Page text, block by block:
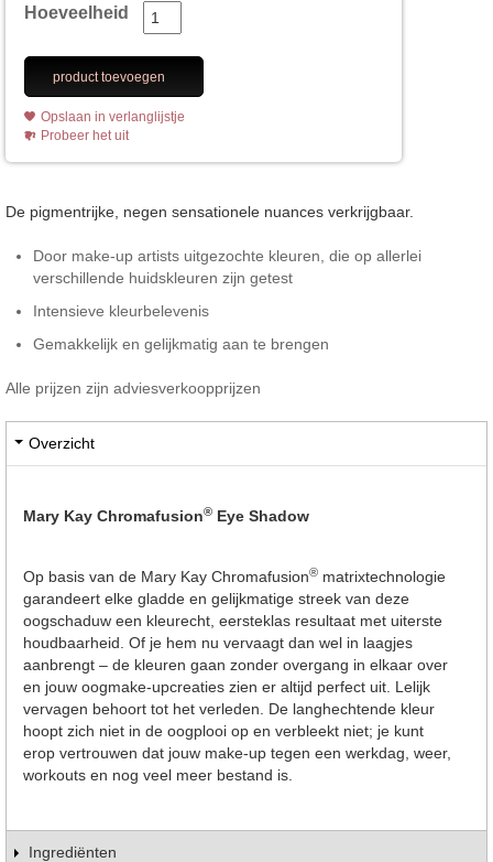
Hoeveelheid
product toevoegen
Opslaan in verlanglijstje
Probeer het uit
De pigmentrijke, negen sensationele nuances verkrijgbaar.
Door make-up artists uitgezochte kleuren, die op allerlei
verschillende huidskleuren zijn getest
Intensieve kleurbelevenis
Gemakkelijk en gelijkmatig aan te brengen
Alle prijzen zijn adviesverkoopprijzen
Overzicht
Mary Kay Chromafusion® Eye Shadow
Op basis van de Mary Kay Chromafusion® matrixtechnologie
garandeert elke gladde en gelijkmatige streek van deze
oogschaduw een kleurecht, eersteklas resultaat met uiterste
houdbaarheid. Of je hem nu vervaagt dan wel in laagjes
aanbrengt – de kleuren gaan zonder overgang in elkaar over
en jouw oogmake-upcreaties zien er altijd perfect uit. Lelijk
vervagen behoort tot het verleden. De langhechtende kleur
hoopt zich niet in de oogplooi op en verbleekt niet; je kunt
erop vertrouwen dat jouw make-up tegen een werkdag, weer,
workouts en nog veel meer bestand is.
Ingrediënten